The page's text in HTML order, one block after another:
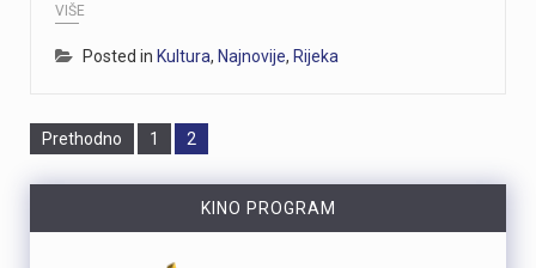
VIŠE
Posted in Kultura, Najnovije, Rijeka
Prethodno Page
1 Page
2
KINO PROGRAM